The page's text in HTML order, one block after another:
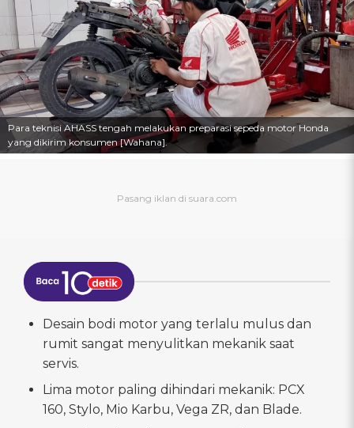
Para teknisi AHASS tengah melakukan preparasi sepeda motor Honda
yang dikirim konsumen [Wahana].
Desain bodi motor yang terlalu mulus dan
rumit sangat menyulitkan mekanik saat
servis.
Lima motor paling dihindari mekanik: PCX
160, Stylo, Mio Karbu, Vega ZR, dan Blade.